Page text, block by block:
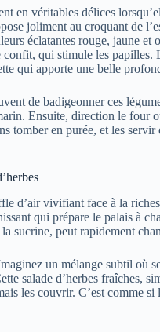
en véritables délices
joliment au croquant de
éclatantes rouge, jaune et
qui stimule les papilles.
qui apporte une belle
de badigeonner ces
Ensuite, direction le four
tomber en purée, et les
d’air vivifiant face à la
qui prépare le palais à
sucrine, peut rapidement
un mélange subtil où
salade d’herbes fraîches,
les couvrir. C’est comme